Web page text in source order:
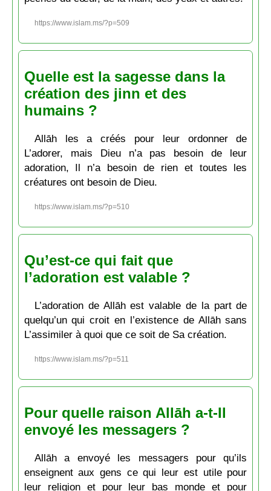
https://www.islam.ms/?p=509
Quelle est la sagesse dans la
création des jinn et des
humains ?
Allāh les a créés pour leur ordonner de
L’adorer, mais Dieu n’a pas besoin de leur
adoration, Il n’a besoin de rien et toutes les
créatures ont besoin de Dieu.
https://www.islam.ms/?p=510
Qu’est-ce qui fait que
l’adoration est valable ?
L’adoration de Allāh est valable de la part de
quelqu’un qui croit en l’existence de Allāh sans
L’assimiler à quoi que ce soit de Sa création.
https://www.islam.ms/?p=511
Pour quelle raison Allāh a-t-Il
envoyé les messagers ?
Allāh a envoyé les messagers pour qu’ils
enseignent aux gens ce qui leur est utile pour
leur religion et pour leur bas monde et pour